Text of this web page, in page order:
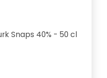
Snaps 40% - 50 cl